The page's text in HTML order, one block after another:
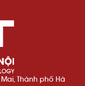
Thành phố Hà